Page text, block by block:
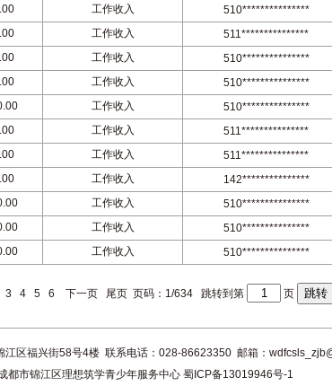
工作收入 510***************
工作收入 511***************
工作收入 510***************
工作收入 510***************
工作收入 510***************
工作收入 511***************
工作收入 511***************
工作收入 142***************
工作收入 510***************
工作收入 510***************
工作收入 510***************
3 4 5 6 下一页 尾页 页码：1/634 跳转到第 页
江区福兴街58号4楼 联系电话：028-86623350 邮箱：
都市锦江区理想筑学青少年服务中心 蜀ICP备13019946号-1